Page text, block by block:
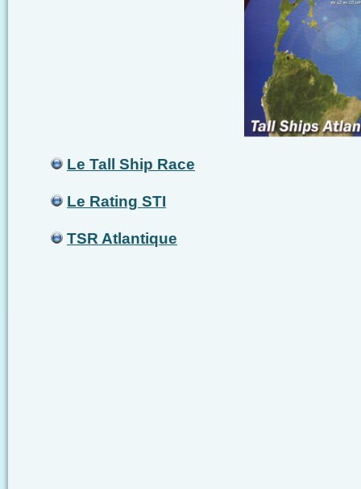
Le Tall Ship Race
Le Rating STI
TSR Atlantique